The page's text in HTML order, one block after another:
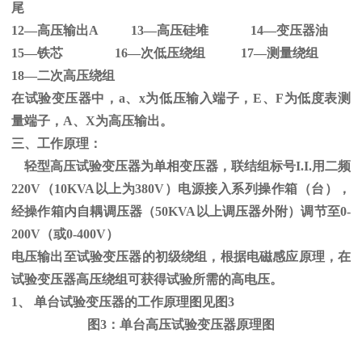
尾
12—高压输出A 13—高压硅堆 14—变压器油
15—铁芯 16—次低压绕组 17—测量绕组
18—二次高压绕组
在试验变压器中， a、 x为低压输入端子， E、F为低度表测
量端子， A、 X为高压输出。
三、工作原理：
轻型高压试验变压器为单相变压器，联结组标号I.I.用二频
220V （10KVA 以上为380V）电源接入系列操作箱（台），
经操作箱内自耦调压器（50KVA 以上调压器外附）调节至0-
200V （或0-400V）
电压输出至试验变压器的初级绕组，根据电磁感应原理，在
试验变压器高压绕组可获得试验所需的高电压。
1、 单台试验变压器的工作原理图见图3
图3 ：单台高压试验变压器原理图